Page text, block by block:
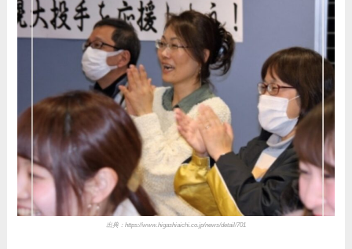
出典：https://www.higashiaichi.co.jp/news/detail/701